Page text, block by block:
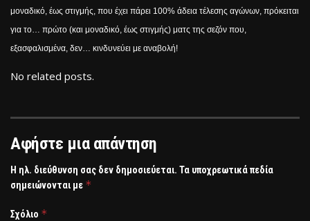
μοναδικό, έως στιγμής, που έχει πάρει 100% άδεια τέλεσης αγώνων, πρόκειται
για το… πρώτο (και μοναδικό, έως στιγμής) ματς της σεζόν που,
εξασφαλισμένα, δεν… κινδυνεύει με αναβολή!
No related posts.
Αφήστε μια απάντηση
Η ηλ. διεύθυνση σας δεν δημοσιεύεται. Τα υποχρεωτικά πεδία
σημειώνονται με *
Σχόλιο *